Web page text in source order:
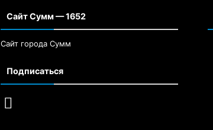
Сайт Сумм — 1652
Сайт города Сумм
Подписаться